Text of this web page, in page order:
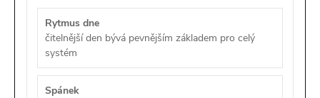
Rytmus dne
čitelnější den bývá pevnějším základem pro celý
systém
Spánek